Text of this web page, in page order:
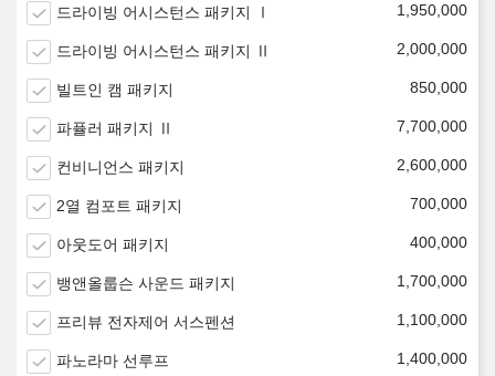
드라이빙 어시스턴스 패키지 Ⅰ 1,950,000
드라이빙 어시스턴스 패키지 Ⅱ 2,000,000
빌트인 캠 패키지 850,000
파퓰러 패키지 Ⅱ 7,700,000
컨비니언스 패키지 2,600,000
2열 컴포트 패키지 700,000
아웃도어 패키지 400,000
뱅앤올룹슨 사운드 패키지 1,700,000
프리뷰 전자제어 서스펜션 1,100,000
파노라마 선루프 1,400,000